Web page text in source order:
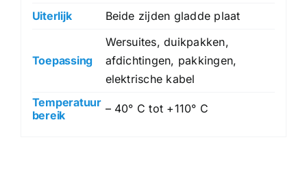
Uiterlijk
Beide zijden gladde plaat
Toepassing
Wersuites, duikpakken,
afdichtingen, pakkingen,
elektrische kabel
Temperatuur
bereik
– 40° C tot +110° C